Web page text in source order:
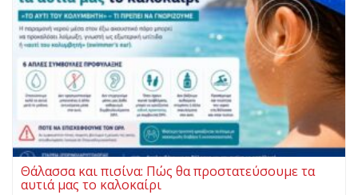
Θάλασσα και πισίνα: Πώς θα προστατεύσουμε τα
αυτιά μας το καλοκαίρι